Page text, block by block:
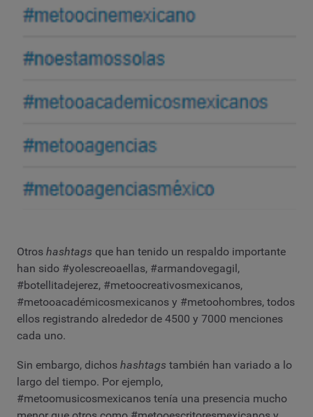
Otros hashtags que han tenido un respaldo importante
han sido #yolescreoaellas, #armandovegagil,
#botellitadejerez, #metoocreativosmexicanos,
#metooacadémicosmexicanos y #metoohombres, todos
ellos registrando alrededor de 4500 y 7000 menciones
cada uno.
Sin embargo, dichos hashtags también han variado a lo
largo del tiempo. Por ejemplo,
#metoomusicosmexicanos tenía una presencia mucho